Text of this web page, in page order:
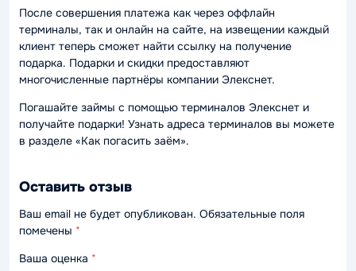
После совершения платежа как через оффлайн
терминалы, так и онлайн на сайте, на извещении каждый
клиент теперь сможет найти ссылку на получение
подарка. Подарки и скидки предоставляют
многочисленные партнёры компании Элекснет.
Погашайте займы с помощью терминалов Элекснет и
получайте подарки! Узнать адреса терминалов вы можете
в разделе «Как погасить заём».
Оставить отзыв
Ваш email не будет опубликован. Обязательные поля
помечены *
Ваша оценка *